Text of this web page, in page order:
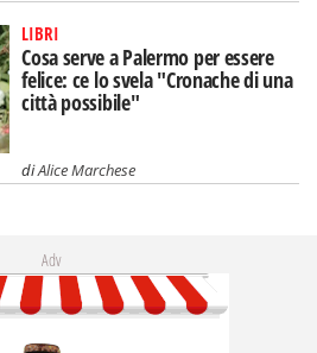
LIBRI
Cosa serve a Palermo per essere
felice: ce lo svela "Cronache di una
città possibile"
diAlice Marchese
Adv